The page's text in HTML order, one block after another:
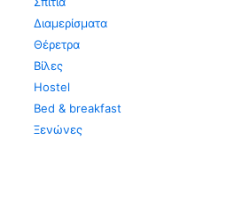
Διαμερίσματα
Θέρετρα
Βίλες
Hostel
Bed & breakfast
Ξενώνες